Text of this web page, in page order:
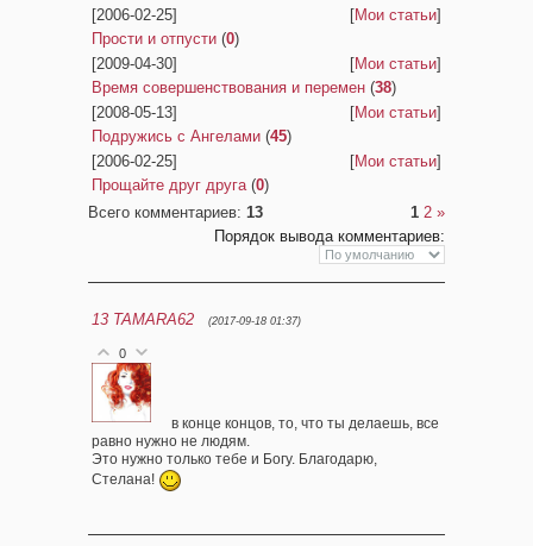
[2006-02-25]
[Мои статьи]
Прости и отпусти (0)
[2009-04-30]
[Мои статьи]
Время совершенствования и перемен (38)
[2008-05-13]
[Мои статьи]
Подружись с Ангелами (45)
[2006-02-25]
[Мои статьи]
Прощайте друг друга (0)
Всего комментариев: 13 1 2 »
Порядок вывода комментариев:
13 TAMARA62 (2017-09-18 01:37)
0
в конце концов, то, что ты делаешь, все
равно нужно не людям.
Это нужно только тебе и Богу. Благодарю,
Стелана!